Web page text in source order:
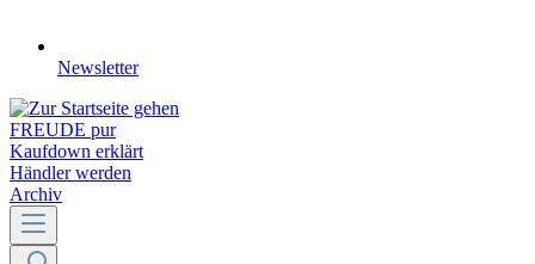
Newsletter
FREUDE pur
Kaufdown erklärt
Händler werden
Archiv